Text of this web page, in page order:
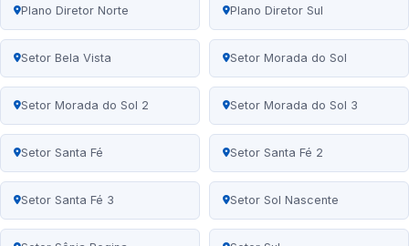
Plano Diretor Norte Plano Diretor Sul
Setor Bela Vista Setor Morada do Sol
Setor Morada do Sol 2 Setor Morada do Sol 3
Setor Santa Fé Setor Santa Fé 2
Setor Santa Fé 3 Setor Sol Nascente